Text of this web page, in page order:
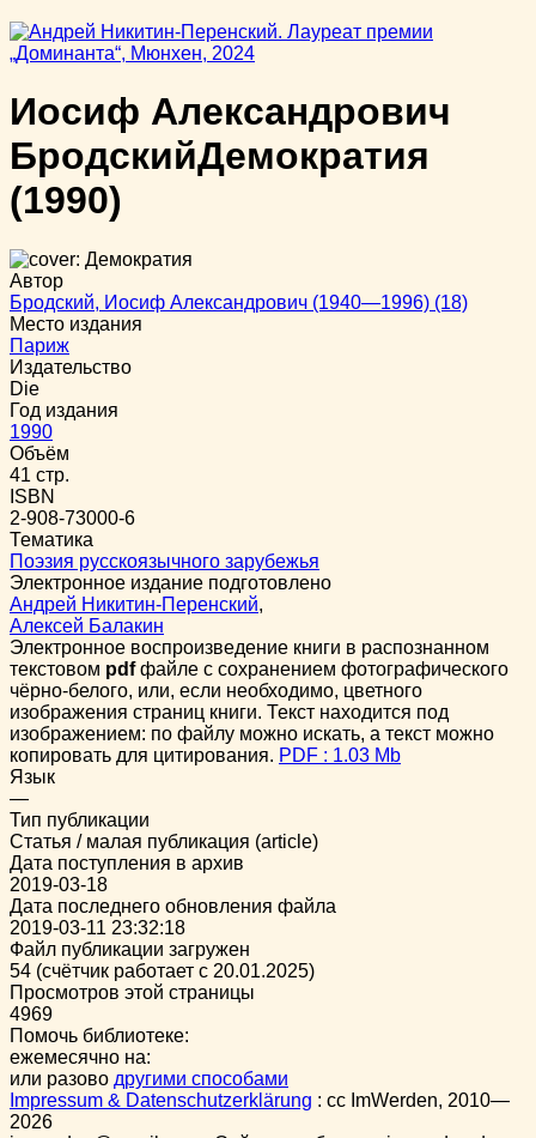
Иосиф Александрович
БродскийДемократия
(1990)
Автор
Бродский, Иосиф Александрович (1940—1996) (18)
Место издания
Париж
Издательство
Die
Год издания
1990
Объём
41 стр.
ISBN
2-908-73000-6
Тематика
Поэзия русскоязычного зарубежья
Электронное издание подготовлено
Андрей Никитин-Перенский,
Алексей Балакин
Электронное воспроизведение книги в распознанном
текстовом pdfфайле с сохранением фотографического
чёрно-белого, или, если необходимо, цветного
изображения страниц книги. Текст находится под
изображением: по файлу можно искать, а текст можно
копировать для цитирования. PDF : 1.03 Mb
Язык
—
Тип публикации
Статья / малая публикация (article)
Дата поступления в архив
2019-03-18
Дата последнего обновления файла
2019-03-11 23:32:18
Файл публикации загружен
54 (счётчик работает с 20.01.2025)
Просмотров этой страницы
4969
Помочь библиотеке:
ежемесячно на:
или разово другими способами
Impressum & Datenschutzerklärung : cc ImWerden, 2010—
2026